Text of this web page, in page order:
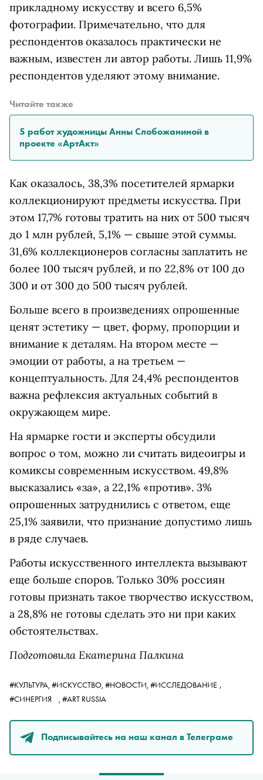
прикладному искусству и всего 6,5%
фотографии. Примечательно, что для
респондентов оказалось практически не
важным, известен ли автор работы. Лишь 11,9%
респондентов уделяют этому внимание.
Читайте также
5 работ художницы Анны Слобожаниной в
проекте «АртАкт»
Как оказалось, 38,3% посетителей ярмарки
коллекционируют предметы искусства. При
этом 17,7% готовы тратить на них от 500 тысяч
до 1 млн рублей, 5,1% — свыше этой суммы.
31,6% коллекционеров согласны заплатить не
более 100 тысяч рублей, и по 22,8% от 100 до
300 и от 300 до 500 тысяч рублей.
Больше всего в произведениях опрошенные
ценят эстетику — цвет, форму, пропорции и
внимание к деталям. На втором месте —
эмоции от работы, а на третьем —
концептуальность. Для 24,4% респондентов
важна рефлексия актуальных событий в
окружающем мире.
На ярмарке гости и эксперты обсудили
вопрос о том, можно ли считать видеоигры и
комиксы современным искусством. 49,8%
высказались «за», а 22,1% «против». 3%
опрошенных затруднились с ответом, еще
25,1% заявили, что признание допустимо лишь
в ряде случаев.
Работы искусственного интеллекта вызывают
еще больше споров. Только 30% россиян
готовы признать такое творчество искусством,
а 28,8% не готовы сделать это ни при каких
обстоятельствах.
Подготовила Екатерина Палкина
#КУЛЬТУРА, #ИСКУССТВО, #НОВОСТИ, #ИССЛЕДОВАНИЕ ,
#СИНЕРГИЯ , #ART RUSSIA
Подписывайтесь на наш канал в Телеграме